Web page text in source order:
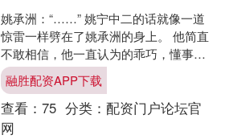
姚承洲：“……” 姚宁中二的话就像一道
惊雷一样劈在了姚承洲的身上。 他简直
不敢相信，他一直认为的乖巧，懂事，
体贴的妹妹，什么时候思想变得这么歪
了？ 他家家风不这....
融胜配资APP下载
查看： 75 分类： 配资门户论坛官
网